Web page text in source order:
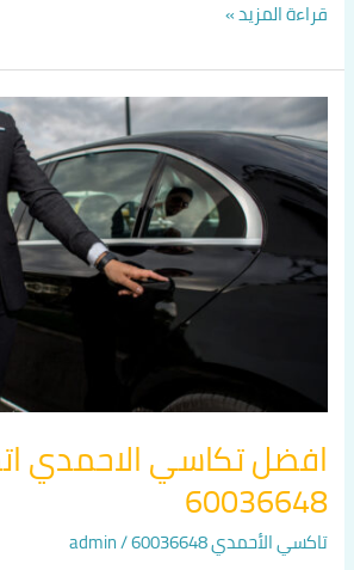
قراءة المزيد »
افضل تكاسي الاحمدي
60036648
تاكسي الأحمدي 60036648 /
admin
افضل
تكاسي
الاحمدي
اتصل
60036648